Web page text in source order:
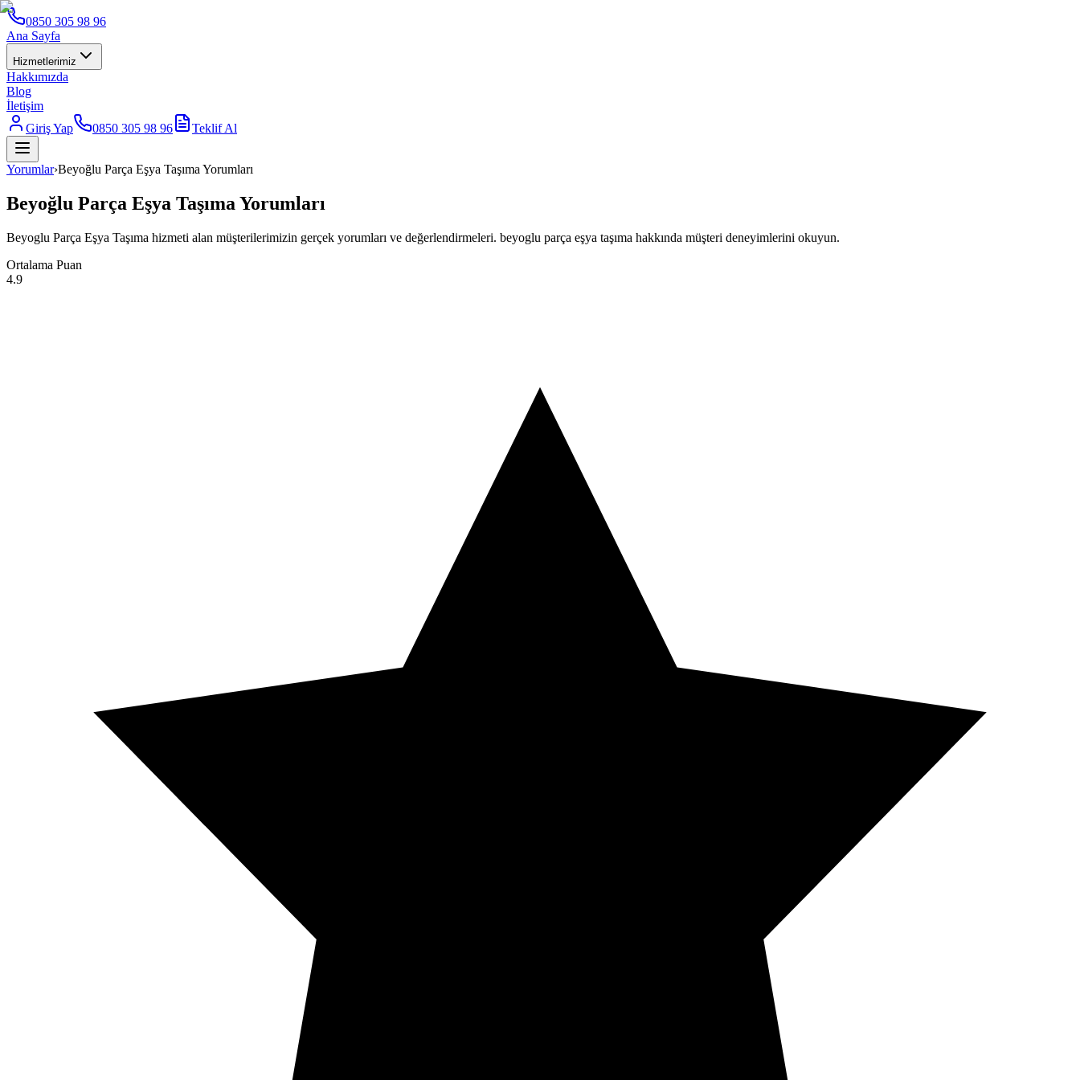
0850 305 98 96
Ana Sayfa
Hizmetlerimiz
Hakkımızda
Blog
İletişim
Giriş Yap
0850 305 98 96 Teklif Al
Yorumlar›Beyoğlu Parça Eşya Taşıma Yorumları
Beyoğlu Parça Eşya Taşıma Yorumları
Beyoglu Parça Eşya Taşıma hizmeti alan müşterilerimizin gerçek yorumları ve değerlendirmeleri. beyoglu parça eşya taşıma hakkında müşteri deneyimlerini okuyun.
Ortalama Puan
4.9